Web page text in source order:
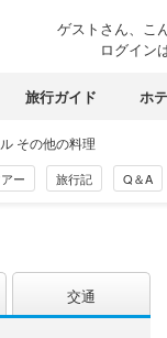
ゲストさん、こ
ログイン
旅行ガイド ホ
その他の料理
ー 旅行記 Q＆A
交通